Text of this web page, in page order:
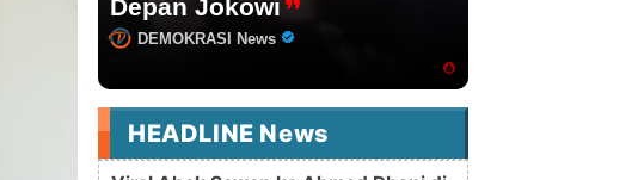
Depan Jokowi
DEMOKRASI News
HEADLINE News